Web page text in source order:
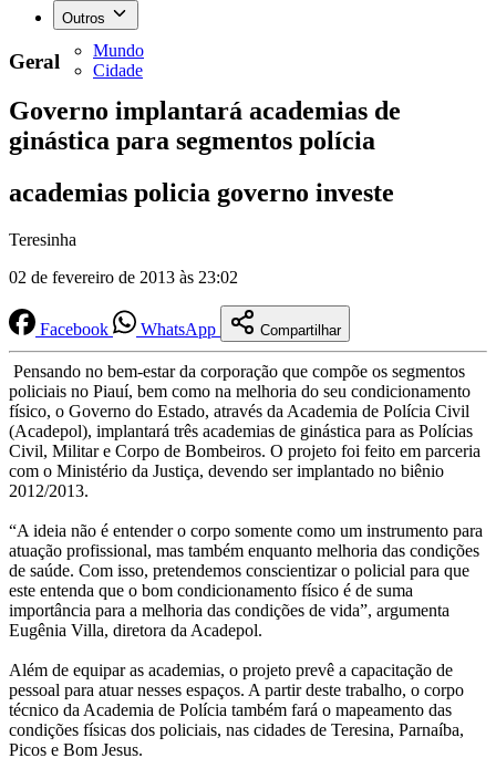
Outros
Mundo
Cidade
Geral
Governo implantará academias de
ginástica para segmentos polícia
academias policia governo investe
Teresinha
02 de fevereiro de 2013 às 23:02
Facebook WhatsApp Compartilhar
Pensando no bem-estar da corporação que compõe os segmentos
policiais no Piauí, bem como na melhoria do seu condicionamento
físico, o Governo do Estado, através da Academia de Polícia Civil
(Acadepol), implantará três academias de ginástica para as Polícias
Civil, Militar e Corpo de Bombeiros. O projeto foi feito em parceria
com o Ministério da Justiça, devendo ser implantado no biênio
2012/2013.
“A ideia não é entender o corpo somente como um instrumento para
atuação profissional, mas também enquanto melhoria das condições
de saúde. Com isso, pretendemos conscientizar o policial para que
este entenda que o bom condicionamento físico é de suma
importância para a melhoria das condições de vida”, argumenta
Eugênia Villa, diretora da Acadepol.
Além de equipar as academias, o projeto prevê a capacitação de
pessoal para atuar nesses espaços. A partir deste trabalho, o corpo
técnico da Academia de Polícia também fará o mapeamento das
condições físicas dos policiais, nas cidades de Teresina, Parnaíba,
Picos e Bom Jesus.